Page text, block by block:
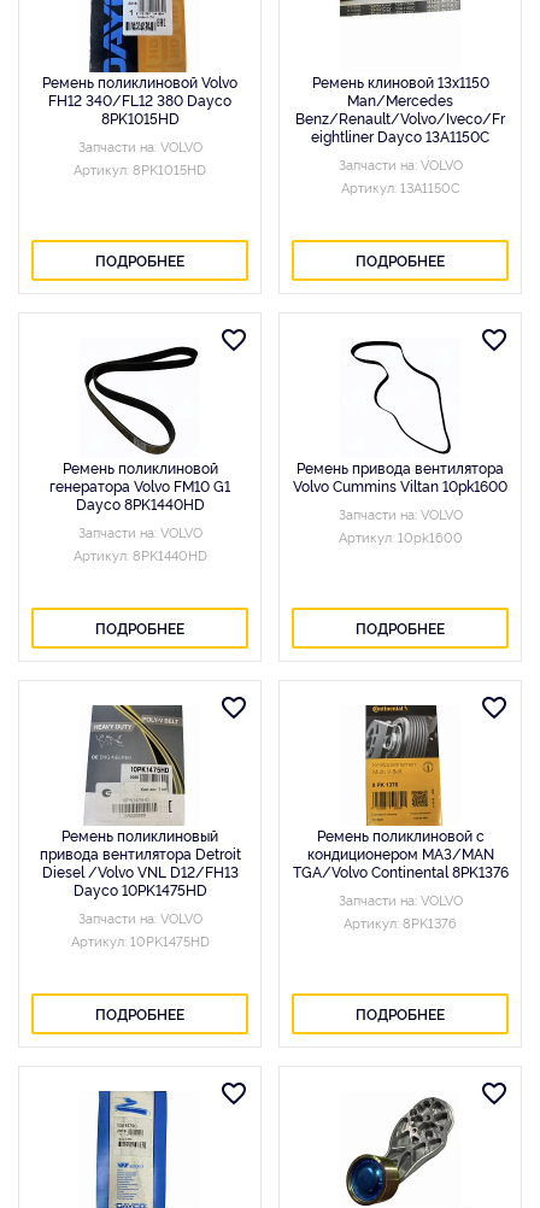
Ремень поликлиновой Volvo
FH12 340/FL12 380 Dayco
8PK1015HD
Запчасти на: VOLVO
Артикул: 8PK1015HD
ПОДРОБНЕЕ
Ремень клиновой 13x1150
Man/Mercedes
Benz/Renault/Volvo/Iveco/Fr
eightliner Dayco 13A1150C
Запчасти на: VOLVO
Артикул: 13A1150C
ПОДРОБНЕЕ
Ремень поликлиновой
генератора Volvo FM10 G1
Dayco 8PK1440HD
Запчасти на: VOLVO
Артикул: 8PK1440HD
ПОДРОБНЕЕ
Ремень привода вентилятора
Volvo Cummins Viltan 10pk1600
Запчасти на: VOLVO
Артикул: 10pk1600
ПОДРОБНЕЕ
Ремень поликлиновый
привода вентилятора Detroit
Diesel /Volvo VNL D12/FH13
Dayco 10PK1475HD
Запчасти на: VOLVO
Артикул: 10PK1475HD
ПОДРОБНЕЕ
Ремень поликлиновой c
кондиционером МАЗ/MAN
TGA/Volvo Continental 8PK1376
Запчасти на: VOLVO
Артикул: 8PK1376
ПОДРОБНЕЕ